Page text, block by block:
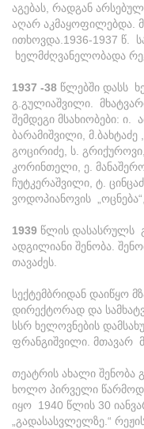
აგებას, რადგან
აღარ აკმაყოფილებდა.
ითხოვდა.1936-1937 წ.
ხელმძღვანელობადა
1937 -38 წლებში დასს
გ.გულიაშვილი.
შემდეგი მსახიობები: ი.
ბარამიშვილი,
გოცირიძე, ს.
კორინთელი, ე.
ჩუტკერაშვილი, ტ.
ვოდოპიანოვის
1939 წლის დასასრულს
ადგილიანი შენობა.
თავაძეს.
სექტემბრიდან დაიწყო
დირექტორად და
სსრ ხელოვნების
ფრანგიშვილი. მთავარ
თეატრის ახალი შენობა
ხოლო პირველი
იყო 1940 წლის 30
„გადასასვლელზე.“